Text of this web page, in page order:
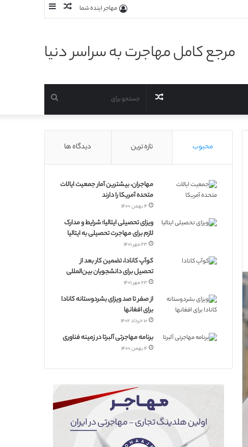
نوشته
مهاجر اینده شما
مرجع کامل مهاجرت به سراسر دنیا
برای
نوشته
تصادفی
محبوب تازه ترین دیدگاه ها
مهاجران، بیشترین آمار جمعیت ایالات
متحده آمریکا را دارند
۴ بهمن ۱۴۰۰
ویزای تحصیلی ایتالیا؛ شرایط و مدارک
لازم برای مهاجرت تحصیلی به ایتالیا
۲۳ مهر ۱۴۰۱
کوآپ کانادا، تضمین کار بعد از
تحصیل برای دانشجویان بین‌المللی
۲۳ مهر ۱۴۰۱
از صفر تا صد ویزای بشردوستانه کانادا
برای افغانها
۱۰ خرداد ۱۴۰۲
برنامه مهاجرتی آلبرتا در زمینه فناوری
۴ بهمن ۱۴۰۰